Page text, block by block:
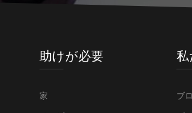
助けが必要
家
ブ